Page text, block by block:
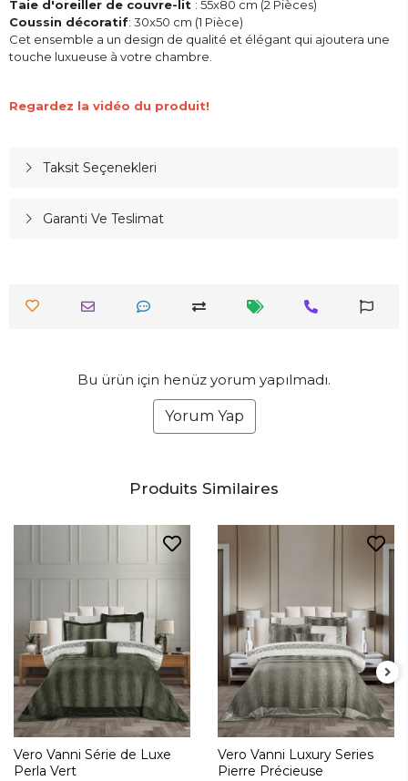
Taie d'oreiller de couvre-lit : 55x80 cm (2 Pièces)
Coussin décoratif: 30x50 cm (1 Pièce)
Cet ensemble a un design de qualité et élégant qui ajoutera une
touche luxueuse à votre chambre.
Regardez la vidéo du produit!
Taksit Seçenekleri
Garanti Ve Teslimat
Bu ürün için henüz yorum yapılmadı.
Yorum Yap
Produits Similaires
Vero Vanni Série de Luxe
Perla Vert
Vero Vanni Luxury Series
Pierre Précieuse